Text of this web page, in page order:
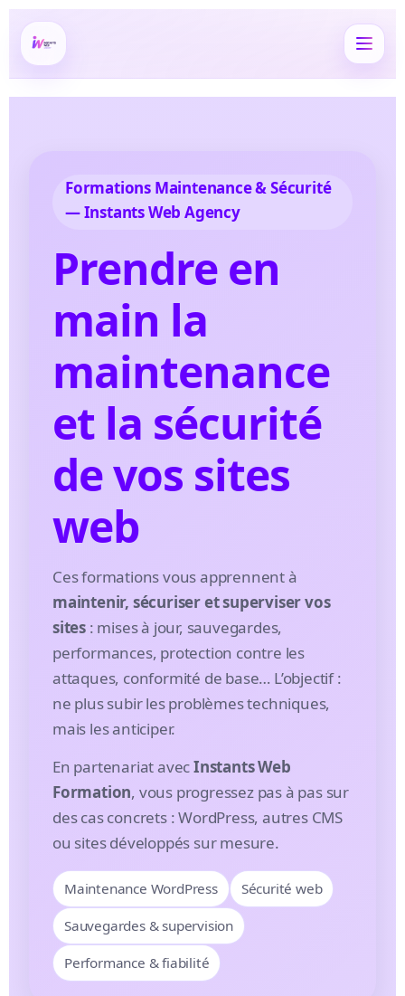
Formations Maintenance & Sécurité
— Instants Web Agency
Prendre en
main la
maintenance
et la sécurité
de vos sites
web
Ces formations vous apprennent à
maintenir, sécuriser et superviser vos
sites : mises à jour, sauvegardes,
performances, protection contre les
attaques, conformité de base… L’objectif :
ne plus subir les problèmes techniques,
mais les anticiper.
En partenariat avecInstants Web
Formation, vous progressez pas à pas sur
des cas concrets : WordPress, autres CMS
ou sites développés sur mesure.
Maintenance WordPress Sécurité web
Sauvegardes & supervision
Performance & fiabilité